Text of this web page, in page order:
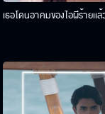
เธอโดนอาคมของไอผีร้ายเเ